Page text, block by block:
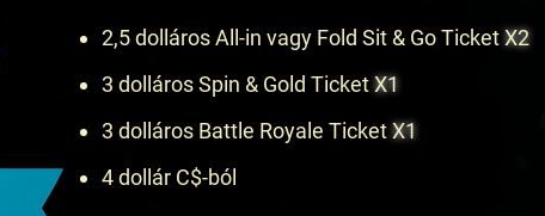
2,5 dolláros All-in vagy Fold Sit & Go TicketX2
3 dolláros Spin & Gold TicketX1
3 dolláros Battle Royale TicketX1
4 dollár C$-ból